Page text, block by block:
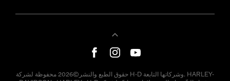
حقوق الطبع والنشر©2026 محفوظة لشركة H-D وشركاتها التابعة. HARLEY-